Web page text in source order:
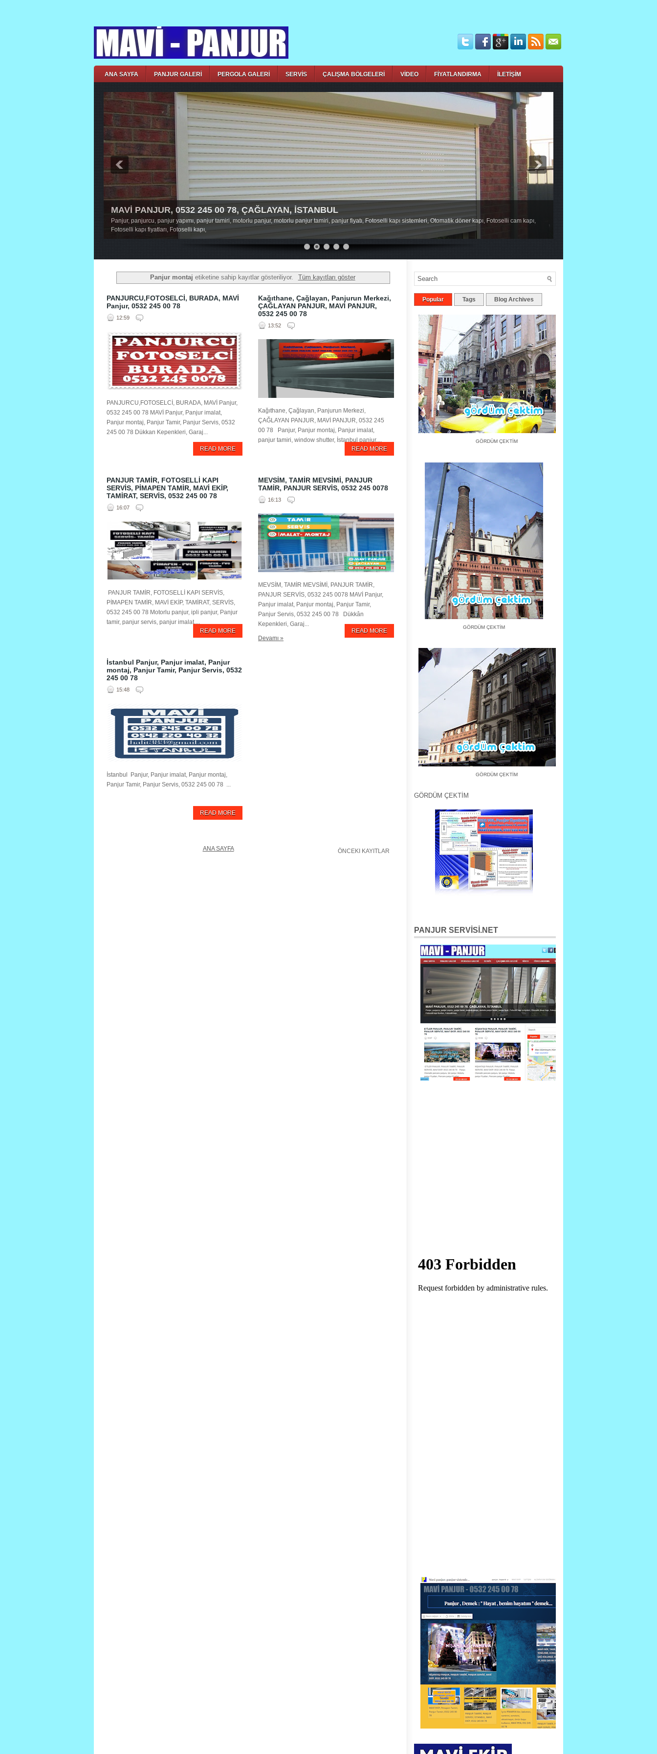
ANA SAYFA PANJUR GALERİ PERGOLA GALERİ SERVİS ÇALIŞMA BÖLGELERİ VİDEO FİYATLANDIRMA İLETİŞİM
MAVİ PANJUR, 0532 245 00 78, ÇAĞLAYAN, İSTANBUL
Panjur, panjurcu, panjur yapımı, panjur tamiri, motorlu panjur, motorlu panjur tamiri, panjur fiyatı, Fotoselli kapı sistemleri, Otomatik döner kapı, Fotoselli cam kapı,
Fotoselli kapı fiyatları, Fotoselli kapı,
Panjur montaj etiketine sahip kayıtlar gösteriliyor. Tüm kayıtları göster
PANJURCU,FOTOSELCİ, BURADA, MAVİ
Panjur, 0532 245 00 78
12:59
PANJURCU,FOTOSELCİ, BURADA, MAVİ Panjur,
0532 245 00 78 MAVİ Panjur, Panjur imalat,
Panjur montaj, Panjur Tamir, Panjur Servis, 0532
245 00 78 Dükkan Kepenkleri, Garaj...
READ MORE
Kağıthane, Çağlayan, Panjurun Merkezi,
ÇAĞLAYAN PANJUR, MAVİ PANJUR,
0532 245 00 78
13:52
Kağıthane, Çağlayan, Panjurun Merkezi,
ÇAĞLAYAN PANJUR, MAVİ PANJUR, 0532 245
00 78 Panjur, Panjur montaj, Panjur imalat,
panjur tamiri, window shutter, İstanbul panjur,...
READ MORE
PANJUR TAMİR, FOTOSELLİ KAPI
SERVİS, PİMAPEN TAMİR, MAVİ EKİP,
TAMİRAT, SERVİS, 0532 245 00 78
16:07
PANJUR TAMİR, FOTOSELLİ KAPI SERVİS,
PİMAPEN TAMİR, MAVİ EKİP, TAMİRAT, SERVİS,
0532 245 00 78 Motorlu panjur, ipli panjur, Panjur
tamir, panjur servis, panjur imalat,...
READ MORE
MEVSİM, TAMİR MEVSİMİ, PANJUR
TAMİR, PANJUR SERVİS, 0532 245 0078
16:13
MEVSİM, TAMİR MEVSİMİ, PANJUR TAMİR,
PANJUR SERVİS, 0532 245 0078 MAVİ Panjur,
Panjur imalat, Panjur montaj, Panjur Tamir,
Panjur Servis, 0532 245 00 78 Dükkân
Kepenkleri, Garaj...
READ MORE
Devamı »
İstanbul Panjur, Panjur imalat, Panjur
montaj, Panjur Tamir, Panjur Servis, 0532
245 00 78
15:48
İstanbul Panjur, Panjur imalat, Panjur montaj,
Panjur Tamir, Panjur Servis, 0532 245 00 78 ...
READ MORE
ÖNCEKI KAYITLAR
ANA SAYFA
Popular Tags Blog Archives
GÖRDÜM ÇEKTİM
GÖRDÜM ÇEKTİM
GÖRDÜM ÇEKTİM
GÖRDÜM ÇEKTİM
PANJUR SERVİSİ.NET